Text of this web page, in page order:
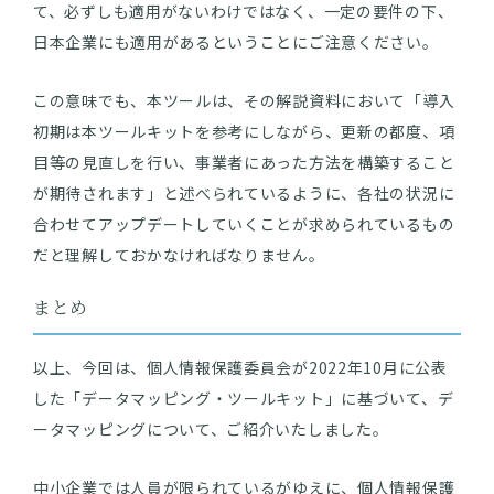
て、必ずしも適用がないわけではなく、一定の要件の下、
日本企業にも適用があるということにご注意ください。
この意味でも、本ツールは、その解説資料において「導入
初期は本ツールキットを参考にしながら、更新の都度、項
目等の見直しを行い、事業者にあった方法を構築すること
が期待されます」と述べられているように、各社の状況に
合わせてアップデートしていくことが求められているもの
だと理解しておかなければなりません。
まとめ
以上、今回は、個人情報保護委員会が2022年10月に公表
した「データマッピング・ツールキット」に基づいて、デ
ータマッピングについて、ご紹介いたしました。
中小企業では人員が限られているがゆえに、個人情報保護